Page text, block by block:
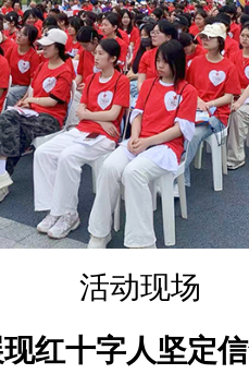
活动现场
红十字人坚定